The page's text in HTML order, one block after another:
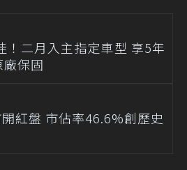
！二月入主指定車型 享5年
保固
紅盤 市佔率46.6%創歷史